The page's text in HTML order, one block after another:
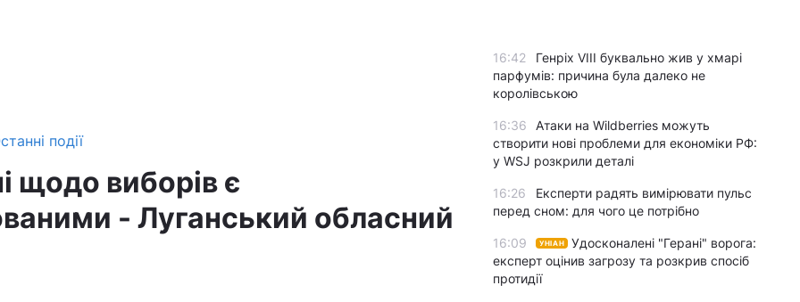
події
щодо виборів є
- Луганський обласний
16:42
Генріх VIII буквально жив у хмарі
парфумів: причина була далеко не
королівською
16:36
Атаки на Wildberries можуть
створити нові проблеми для економіки РФ:
у WSJ розкрили деталі
16:26
Експерти радять вимірювати пульс
перед сном: для чого це потрібно
16:09 УНІАН
Удосконалені "Герані" ворога:
експерт оцінив загрозу та розкрив спосіб
протидії